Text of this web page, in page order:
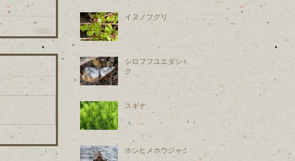
イヌノフグリ
シロフフユエダシャ
ク
スギナ
ホシヒメホウジャク